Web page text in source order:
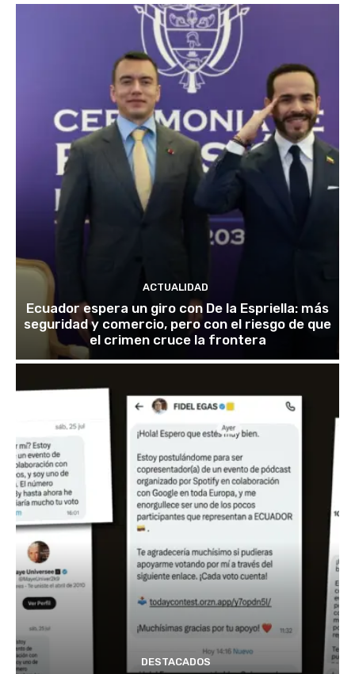
ACTUALIDAD
Ecuador espera un giro con De la Espriella: más
seguridad y comercio, pero con el riesgo de que
el crimen cruce la frontera
DESTACADOS